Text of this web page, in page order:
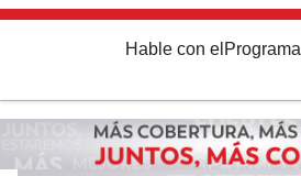
Hable con el Programa